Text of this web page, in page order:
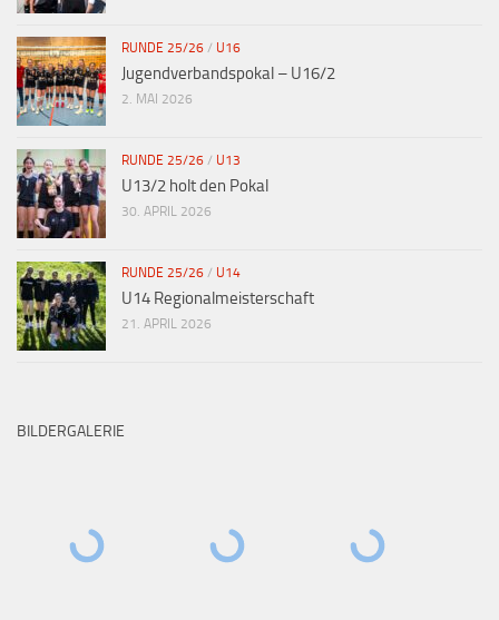
RUNDE 25/26 / U16
Jugendverbandspokal – U16/2
2. MAI 2026
RUNDE 25/26 / U13
U13/2 holt den Pokal
30. APRIL 2026
RUNDE 25/26 / U14
U14 Regionalmeisterschaft
21. APRIL 2026
BILDERGALERIE